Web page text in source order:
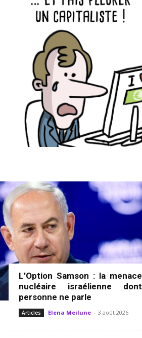
L’Option Samson : la menace
nucléaire israélienne dont
personne ne parle
Articles Elena Meilune - 3 août 2026